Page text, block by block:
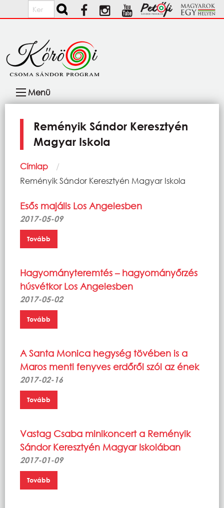
Ugrás a tartalomra
Keresés
navigáció
Menü
Reményik Sándor Keresztyén
Magyar Iskola
Morzsa
Címlap
Current:
Reményik Sándor Keresztyén Magyar Iskola
Esős majális Los Angelesben
2017-05-09
Tovább
Hagyományteremtés – hagyományőrzés
húsvétkor Los Angelesben
2017-05-02
Tovább
A Santa Monica hegység tövében is a
Maros menti fenyves erdőről szól az ének
2017-02-16
Tovább
Vastag Csaba minikoncert a Reményik
Sándor Keresztyén Magyar Iskolában
2017-01-09
Tovább